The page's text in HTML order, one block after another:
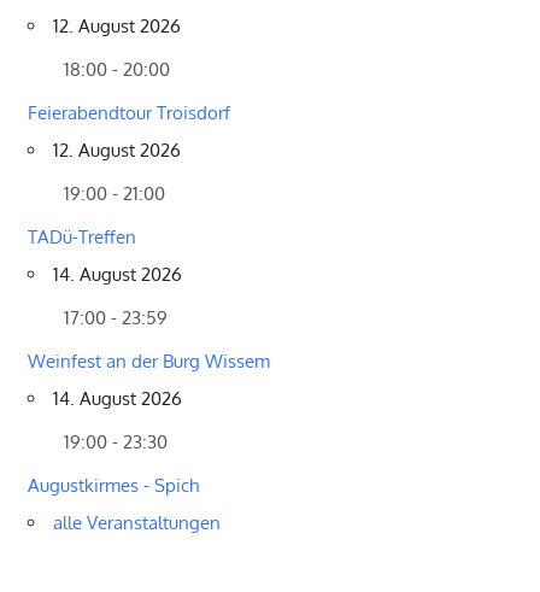
12. August 2026
18:00 - 20:00
Feierabendtour Troisdorf
12. August 2026
19:00 - 21:00
TADü-Treffen
14. August 2026
17:00 - 23:59
Weinfest an der Burg Wissem
14. August 2026
19:00 - 23:30
Augustkirmes - Spich
alle Veranstaltungen